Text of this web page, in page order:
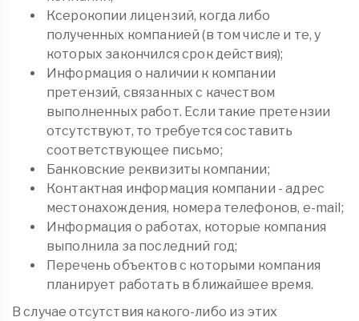
Ксерокопии лицензий, когда либо
полученных компанией (в том числе и те, у
которых закончился срок действия);
Информация о наличии к компании
претензий, связанных с качеством
выполненных работ. Если такие претензии
отсутствуют, то требуется составить
соответствующее письмо;
Банковские реквизиты компании;
Контактная информация компании - адрес
местонахождения, номера телефонов, e-mail;
Информация о работах, которые компания
выполнила за последний год;
Перечень объектов с которыми компания
планирует работать в ближайшее время.
В случае отсутствия какого-либо из этих